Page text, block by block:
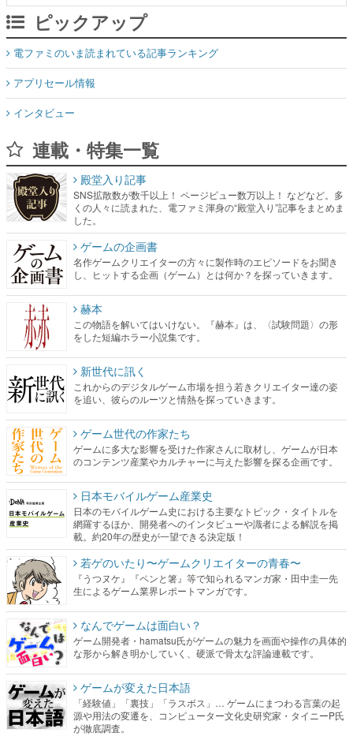
ピックアップ
電ファミのいま読まれている記事ランキング
アプリセール情報
インタビュー
連載・特集一覧
殿堂入り記事
SNS拡散数が数千以上！ ページビュー数万以上！ などなど。多
くの人々に読まれた、電ファミ渾身の“殿堂入り”記事をまとめま
した。
ゲームの企画書
名作ゲームクリエイターの方々に製作時のエピソードをお聞き
し、ヒットする企画（ゲーム）とは何か？を探っていきます。
赫本
この物語を解いてはいけない。『赫本』は、〈試験問題〉の形
をした短編ホラー小説集です。
新世代に訊く
これからのデジタルゲーム市場を担う若きクリエイター達の姿
を追い、彼らのルーツと情熱を探っていきます。
ゲーム世代の作家たち
ゲームに多大な影響を受けた作家さんに取材し、ゲームが日本
のコンテンツ産業やカルチャーに与えた影響を探る企画です。
日本モバイルゲーム産業史
日本のモバイルゲーム史における主要なトピック・タイトルを
網羅するほか、開発者へのインタビューや識者による解説を掲
載。約20年の歴史が一望できる決定版！
若ゲのいたり〜ゲームクリエイターの青春〜
『うつヌケ』『ペンと箸』等で知られるマンガ家・田中圭一先
生によるゲーム業界レポートマンガです。
なんでゲームは面白い？
ゲーム開発者・hamatsu氏がゲームの魅力を画面や操作の具体的
な形から解き明かしていく、硬派で骨太な評論連載です。
ゲームが変えた日本語
「経験値」「裏技」「ラスボス」… ゲームにまつわる言葉の起
源や用法の変遷を、コンピューター文化史研究家・タイニーP氏
が徹底調査。